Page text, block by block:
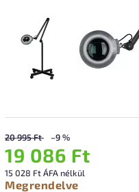
20 995 Ft –9 %
19 086 Ft
15 028 Ft ÁFA nélkül
Megrendelve